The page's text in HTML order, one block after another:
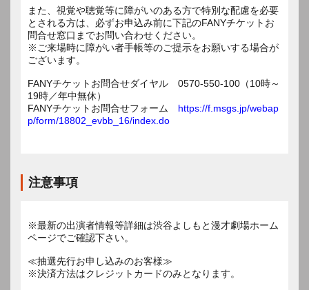
また、視覚や聴覚等に障がいのある方で特別な配慮を必要
とされる方は、必ずお申込み前に下記のFANYチケットお
問合せ窓口までお問い合わせください。
※ご来場時に障がい者手帳等のご提示をお願いする場合が
ございます。
FANYチケットお問合せダイヤル 0570-550-100（10時～
19時／年中無休）
FANYチケットお問合せフォーム https://f.msgs.jp/webap
p/form/18802_evbb_16/index.do
注意事項
※最新の出演者情報等詳細は渋谷よしもと漫才劇場ホーム
ページでご確認下さい。
≪抽選先行お申し込みのお客様≫
※決済方法はクレジットカードのみとなります。